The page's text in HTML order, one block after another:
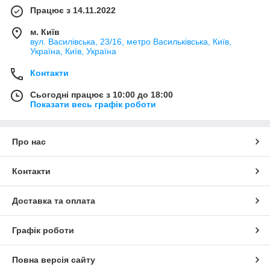
Працює з 14.11.2022
м. Київ
вул. Василівська, 23/16, метро Васильківська, Київ,
Україна, Київ, Україна
Контакти
Сьогодні працює з 10:00 до 18:00
Показати весь графік роботи
Про нас
Контакти
Доставка та оплата
Графік роботи
Повна версія сайту